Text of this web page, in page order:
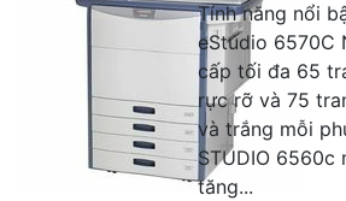
Tính năng nổi
eStudio 6570C
cấp tối đa 65
rực rỡ và 75
và trắng mỗi
STUDIO 6560c
tăng...